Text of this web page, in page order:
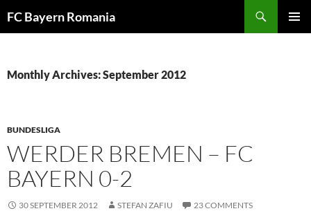
toFC Bayern Romania
Monthly Archives: September 2012
BUNDESLIGA
WERDER BREMEN – FC
BAYERN 0-2
30 SEPTEMBER 2012 STEFAN ZAFIU 23 COMMENTS